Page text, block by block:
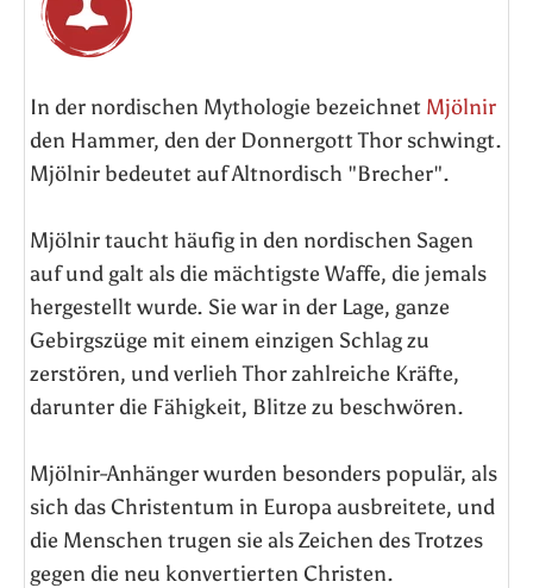
In der nordischen Mythologie bezeichnet Mjölnir
den Hammer, den der Donnergott Thor schwingt.
Mjölnir bedeutet auf Altnordisch "Brecher".
Mjölnir taucht häufig in den nordischen Sagen
auf und galt als die mächtigste Waffe, die jemals
hergestellt wurde. Sie war in der Lage, ganze
Gebirgszüge mit einem einzigen Schlag zu
zerstören, und verlieh Thor zahlreiche Kräfte,
darunter die Fähigkeit, Blitze zu beschwören.
Mjölnir-Anhänger wurden besonders populär, als
sich das Christentum in Europa ausbreitete, und
die Menschen trugen sie als Zeichen des Trotzes
gegen die neu konvertierten Christen.